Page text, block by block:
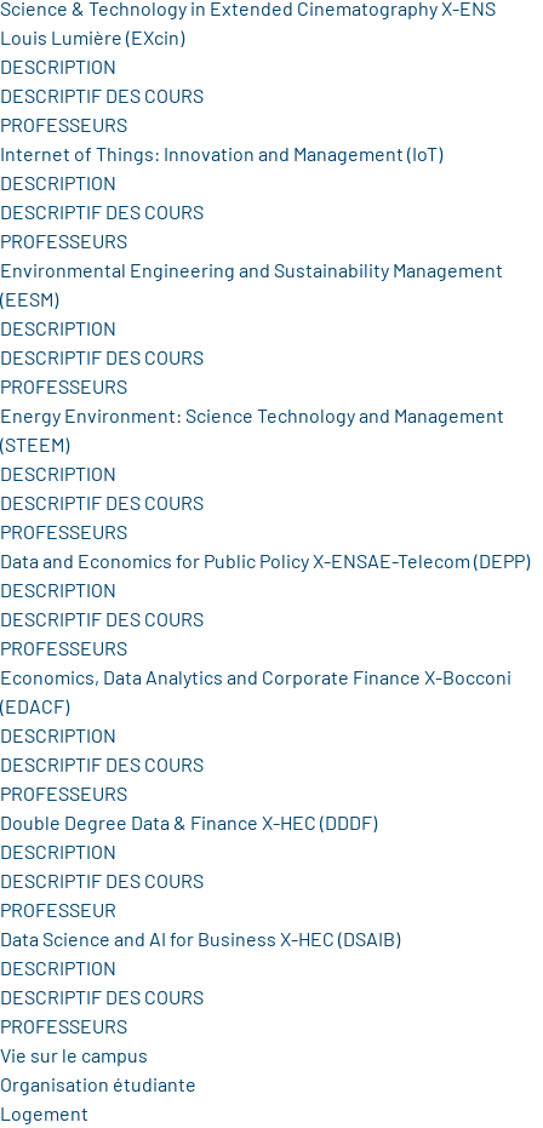
Science & Technology in Extended Cinematography X-ENS
Louis Lumière (EXcin)
DESCRIPTION
DESCRIPTIF DES COURS
PROFESSEURS
Internet of Things: Innovation and Management (IoT)
DESCRIPTION
DESCRIPTIF DES COURS
PROFESSEURS
Environmental Engineering and Sustainability Management
(EESM)
DESCRIPTION
DESCRIPTIF DES COURS
PROFESSEURS
Energy Environment: Science Technology and Management
(STEEM)
DESCRIPTION
DESCRIPTIF DES COURS
PROFESSEURS
Data and Economics for Public Policy X-ENSAE-Telecom (DEPP)
DESCRIPTION
DESCRIPTIF DES COURS
PROFESSEURS
Economics, Data Analytics and Corporate Finance X-Bocconi
(EDACF)
DESCRIPTION
DESCRIPTIF DES COURS
PROFESSEURS
Double Degree Data & Finance X-HEC (DDDF)
DESCRIPTION
DESCRIPTIF DES COURS
PROFESSEUR
Data Science and AI for Business X-HEC (DSAIB)
DESCRIPTION
DESCRIPTIF DES COURS
PROFESSEURS
Vie sur le campus
Organisation étudiante
Logement